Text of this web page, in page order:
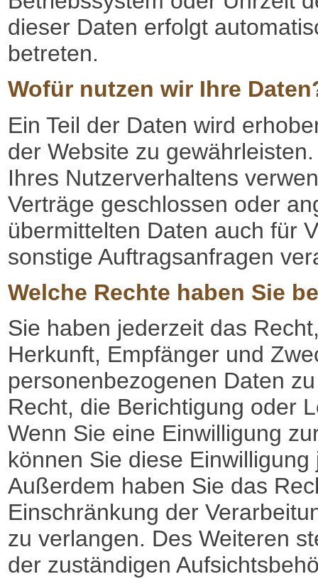
dieser Daten erfolgt
betreten.
Wofür nutzen wir Ihre
Ein Teil der Daten wird
der Website zu
Ihres Nutzerverhaltens
Verträge geschlossen oder
übermittelten Daten auch für
sonstige Auftragsanfragen
Welche Rechte haben Sie
Sie haben jederzeit das
Herkunft, Empfänger und
personenbezogenen Daten
Recht, die Berichtigung oder
Wenn Sie eine Einwilligung
können Sie diese
Außerdem haben Sie das
Einschränkung der
zu verlangen. Des Weiteren
der zuständigen